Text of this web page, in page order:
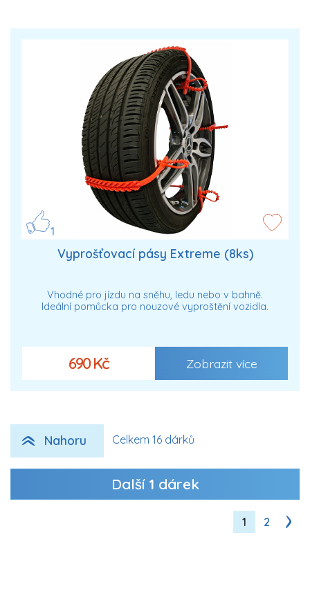
1
Vyprošťovací pásy Extreme (8ks)
Vhodné pro jízdu na sněhu, ledu nebo v bahně.
Ideální pomůcka pro nouzové vyproštění vozidla.
690 Kč Zobrazit více
Nahoru Celkem 16 dárků
Další 1 dárek
1 2